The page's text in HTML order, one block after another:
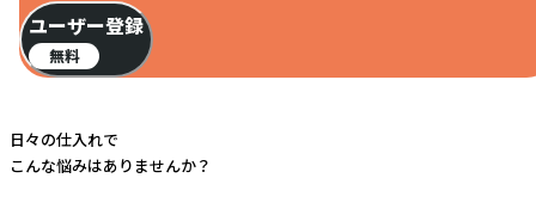
ユーザー登録
無料
日々の仕入れで
こんな悩みはありませんか？